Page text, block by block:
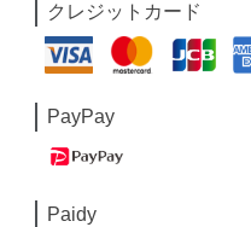
クレジットカード
PayPay
Paidy